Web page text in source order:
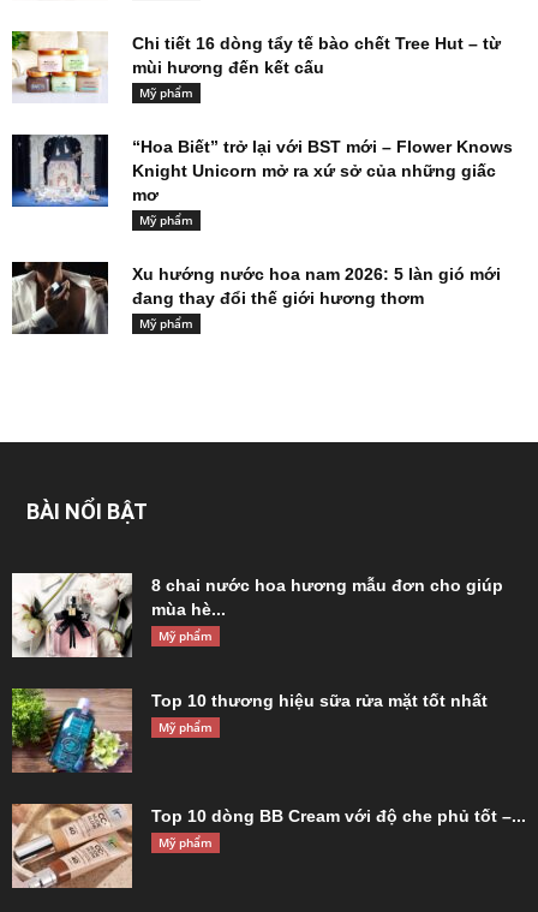
Chi tiết 16 dòng tẩy tế bào chết Tree Hut – từ
mùi hương đến kết cấu
Mỹ phẩm
“Hoa Biết” trở lại với BST mới – Flower Knows
Knight Unicorn mở ra xứ sở của những giấc
mơ
Mỹ phẩm
Xu hướng nước hoa nam 2026: 5 làn gió mới
đang thay đổi thế giới hương thơm
Mỹ phẩm
BÀI NỔI BẬT
8 chai nước hoa hương mẫu đơn cho giúp
mùa hè...
Mỹ phẩm
Top 10 thương hiệu sữa rửa mặt tốt nhất
Mỹ phẩm
Top 10 dòng BB Cream với độ che phủ tốt –...
Mỹ phẩm